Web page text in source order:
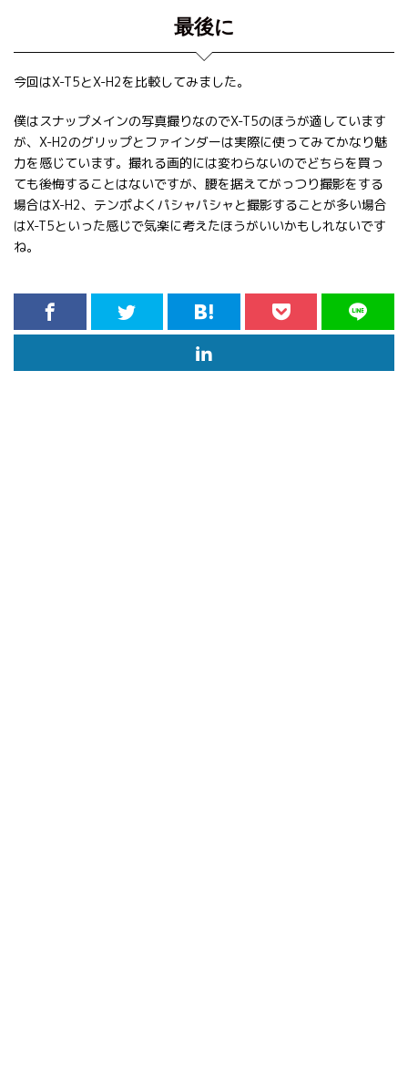
最後に
今回はX-T5とX-H2を比較してみました。
僕はスナップメインの写真撮りなのでX-T5のほうが適しています
が、X-H2のグリップとファインダーは実際に使ってみてかなり魅
力を感じています。撮れる画的には変わらないのでどちらを買っ
ても後悔することはないですが、腰を据えてがっつり撮影をする
場合はX-H2、テンポよくパシャパシャと撮影することが多い場合
はX-T5といった感じで気楽に考えたほうがいいかもしれないです
ね。